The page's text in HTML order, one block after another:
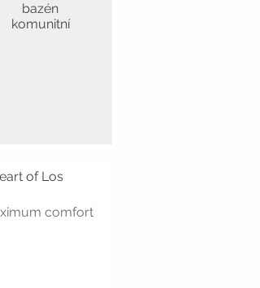
bazén
komunitní
of Los
comfort